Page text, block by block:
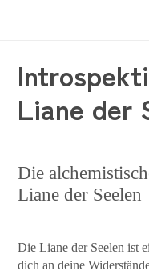
Liane der
Die
Liane der Seelen
Die Liane der Seelen ist
dich an deine